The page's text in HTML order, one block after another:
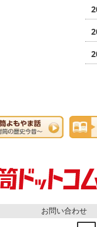
お問い合わせ